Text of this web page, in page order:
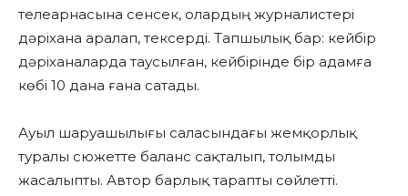
телеарнасына сенсек, олардың журналистері
дәріхана аралап, тексерді. Тапшылық бар: кейбір
дәріханаларда таусылған, кейбірінде бір адамға
көбі 10 дана ғана сатады.
Ауыл шаруашылығы саласындағы жемқорлық
туралы сюжетте баланс сақталып, толымды
жасалыпты. Автор барлық тарапты сөйлетті.